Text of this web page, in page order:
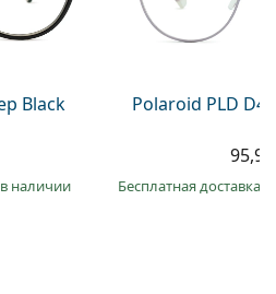
Black
в наличии
Polaroid PLD
Бесплатная доставка